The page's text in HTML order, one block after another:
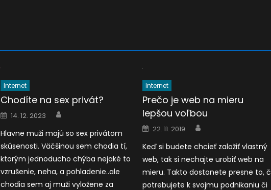
Internet
Chodíte na sex privát?
Posted
on
14. 12. 2023
Hlavne muži majú so sex privátom
skúsenosti. Väčšinou sem chodia tí,
ktorým jednoducho chýba nejaké to
vzrušenie, neha, a pohladenie..ale
chodia sem aj muži vyložene za
Internet
Prečo je web na mieru
lepšou voľbou
Posted
on
22. 11. 2019
Keď si budete chcieť založiť vlastný
web, tak si nechajte urobiť web na
mieru. Takto dostanete presne to,
potrebujete k svojmu podnikaniu či